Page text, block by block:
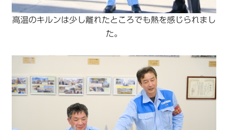
高温のキルンは少し離れたところでも熱を感じられまし
た。